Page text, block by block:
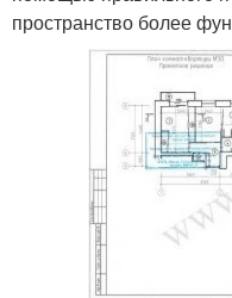
пространство более